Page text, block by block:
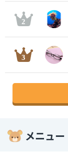
メニュー